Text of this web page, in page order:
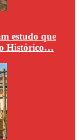
estudo que
Histórico…